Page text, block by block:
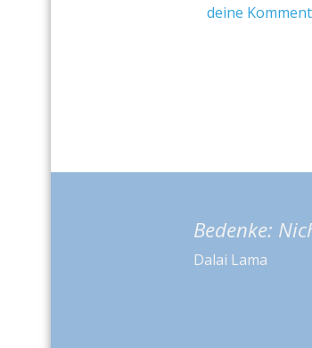
deine
Bedenke:
Dalai Lama